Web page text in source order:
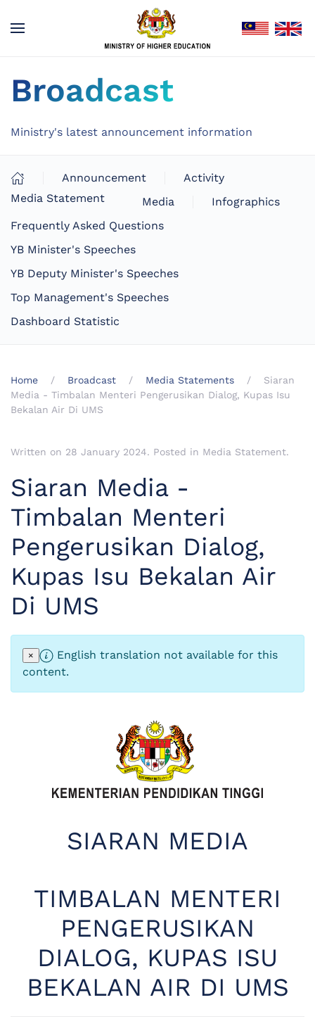
Broadcast
Ministry's latest announcement information
Announcement
Activity
Media Statement
Media
Infographics
Frequently Asked Questions
YB Minister's Speeches
YB Deputy Minister's Speeches
Top Management's Speeches
Dashboard Statistic
Home Broadcast Media Statements
Siaran
Media - Timbalan Menteri Pengerusikan Dialog, Kupas Isu
Bekalan Air Di UMS
Written on 28 January 2024. Posted in Media Statement.
Siaran Media -
Timbalan Menteri
Pengerusikan Dialog,
Kupas Isu Bekalan Air
Di UMS
×
English translation not available for this
content.
SIARAN MEDIA
TIMBALAN MENTERI
PENGERUSIKAN
DIALOG, KUPAS ISU
BEKALAN AIR DI UMS